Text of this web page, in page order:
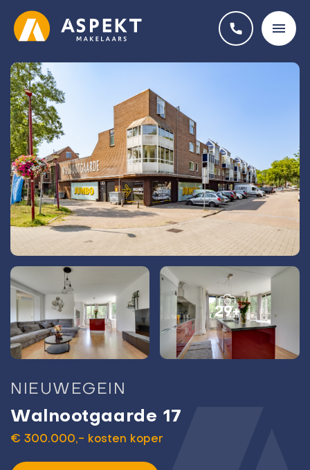
29+
NIEUWEGEIN
Walnootgaarde 17
€ 300.000,- kosten koper